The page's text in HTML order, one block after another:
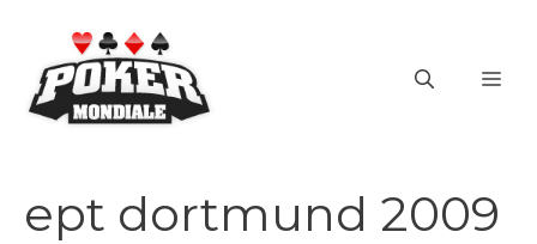
contenuto
ept dortmund 2009